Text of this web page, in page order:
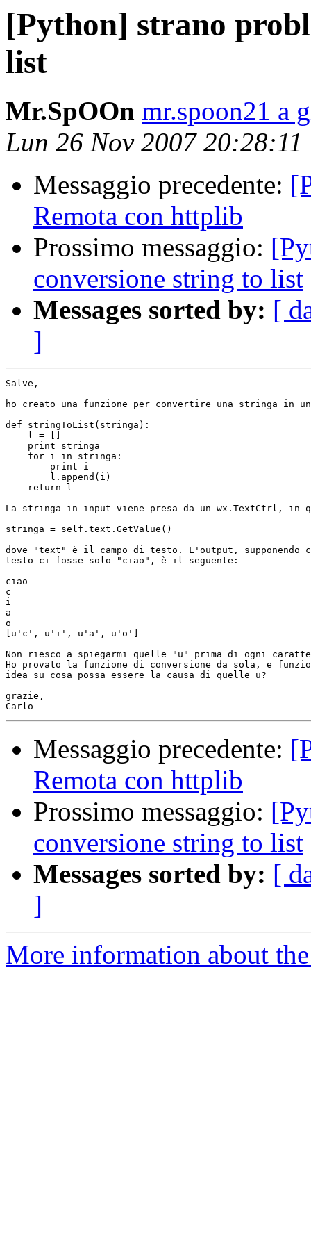
[Python] strano
list
Mr.SpOOn mr.spoon21 a
Lun 26 Nov 2007 20:28:11
Messaggio precedente:
Remota con httplib
Prossimo messaggio:
conversione string to list
Messages sorted by: [
]
Salve,
ho creato una funzione per convertire una stringa in
def stringToList(stringa):
    l = []
    print stringa
    for i in stringa:
        print i
        l.append(i)
    return l
La stringa in input viene presa da un wx.TextCtrl, in
stringa = self.text.GetValue()
dove "text" è il campo di testo. L'output, supponendo
testo ci fosse solo "ciao", è il seguente:
ciao
c
i
a
o
[u'c', u'i', u'a', u'o']
Non riesco a spiegarmi quelle "u" prima di ogni
Ho provato la funzione di conversione da sola, e
idea su cosa possa essere la causa di quelle u?
grazie,
Messaggio precedente:
Remota con httplib
Prossimo messaggio:
conversione string to list
Messages sorted by: [
]
More information about